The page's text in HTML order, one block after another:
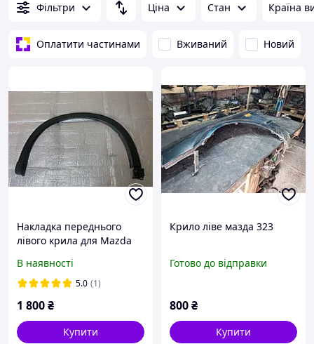
Фільтри Ціна Стан Країна
Оплатити частинами Вживаний Новий
Накладка переднього
лівого крила для Mazda
KB7W51W31 /
KB7W51W30E8N
В наявності
5.0 (1)
1 800₴
Купити
Крило ліве мазда 323
Готово до відправки
800₴
Купити